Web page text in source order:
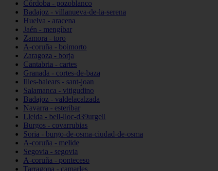
Córdoba - pozoblanco
Badajoz - villanueva-de-la-serena
Huelva - aracena
Jaén - mengíbar
Zamora - toro
A-coruña - boimorto
Zaragoza - borja
Cantabria - cartes
Granada - cortes-de-baza
Illes-balears - sant-joan
Salamanca - vitigudino
Badajoz - valdelacalzada
Navarra - esteribar
Lleida - bell-lloc-d39urgell
Burgos - covarrubias
Soria - burgo-de-osma-ciudad-de-osma
A-coruña - melide
Segovia - segovia
A-coruña - ponteceso
Tarragona - camarles